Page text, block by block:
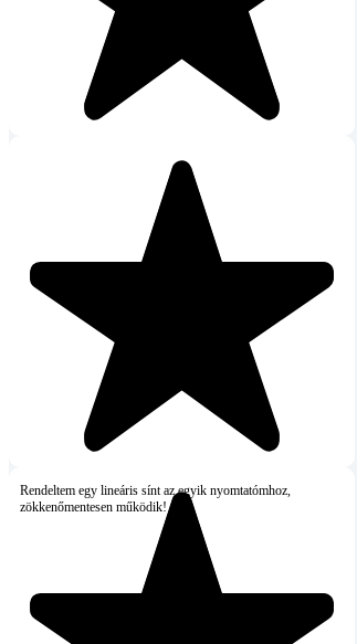
Rendeltem egy lineáris sínt az egyik nyomtatómhoz,
zökkenőmentesen működik!